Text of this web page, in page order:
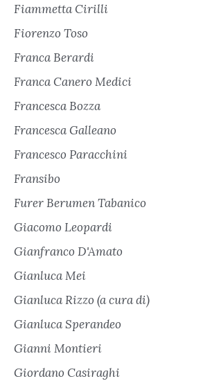
Fiammetta Cirilli
Fiorenzo Toso
Franca Berardi
Franca Canero Medici
Francesca Bozza
Francesca Galleano
Francesco Paracchini
Fransibo
Furer Berumen Tabanico
Giacomo Leopardi
Gianfranco D'Amato
Gianluca Mei
Gianluca Rizzo (a cura di)
Gianluca Sperandeo
Gianni Montieri
Giordano Casiraghi